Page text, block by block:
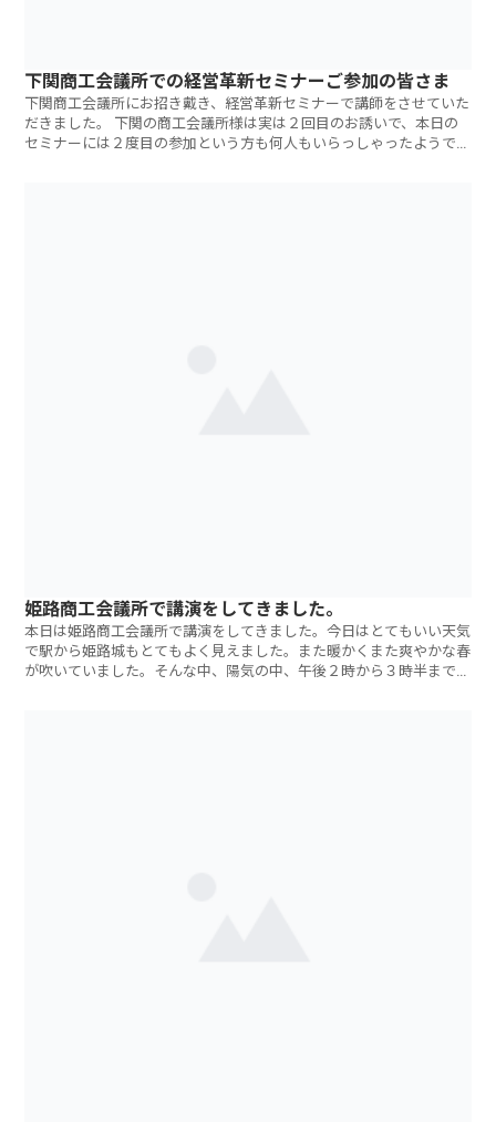
下関商工会議所での経営革新セミナーご参加の皆さま
下関商工会議所にお招き戴き、経営革新セミナーで講師をさせていた
だきました。 下関の商工会議所様は実は２回目のお誘いで、本日の
セミナーには２度目の参加という方も何人もいらっしゃったようで
姫路商工会議所で講演をしてきました。
本日は姫路商工会議所で講演をしてきました。今日はとてもいい天気
で駅から姫路城もとてもよく見えました。また暖かくまた爽やかな春
が吹いていました。そんな中、陽気の中、午後２時から３時半までの